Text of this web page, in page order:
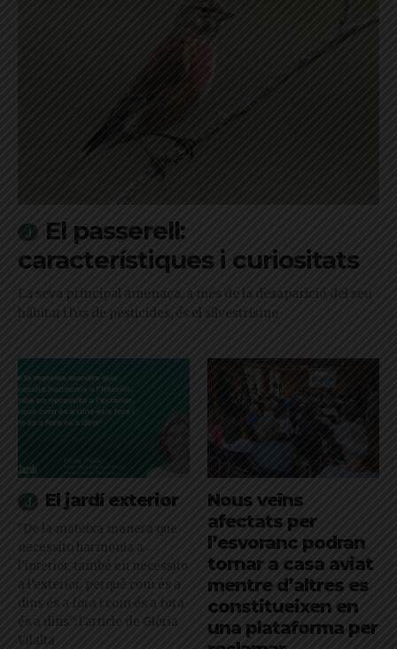
El passerell:
característiques i curiositats
La seva principal amenaça, a més de la desaparició del seu
hàbitat i l'ús de pesticides, és el silvestrisme
El jardí exterior
"De la mateixa manera que
necessito harmonia a
l’interior, també en necessito
a l’exterior, perquè com és a
dins és a fora i com és a fora
és a dins": l'article de Glòria
Vilalta
Nous veïns
afectats per
l’esvoranc podran
tornar a casa aviat
mentre d’altres es
constitueixen en
una plataforma per